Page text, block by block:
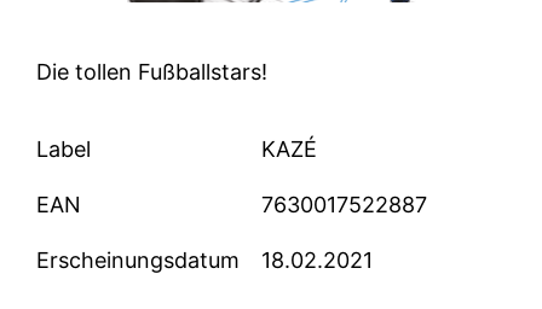
Die tollen Fußballstars!
Label KAZÉ
EAN 7630017522887
Erscheinungsdatum 18.02.2021